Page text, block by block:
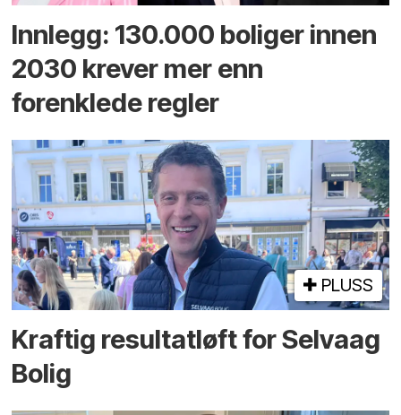
Innlegg: 130.000 boliger innen
2030 krever mer enn
forenklede regler
PLUSS
Kraftig resultatløft for Selvaag
Bolig